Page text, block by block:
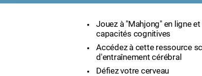
Jouez à "Mahjong" en ligne
capacités cognitives
Accédez à cette ressource
d'entraînement cérébral
Défiez votre cerveau